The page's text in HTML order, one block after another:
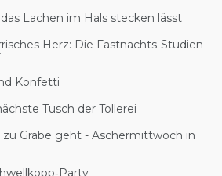
Lachen im Hals stecken lässt
Herz: Die Fastnachts-Studien
Konfetti
Tusch der Tollerei
Grabe geht - Aschermittwoch in